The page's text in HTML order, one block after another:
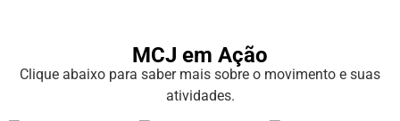
MCJ em Ação
Clique abaixo para saber mais sobre o movimento e suas
atividades.